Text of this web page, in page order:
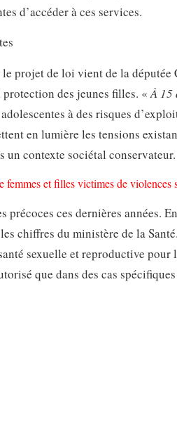
d’accéder à ces services.
le projet de loi vient de la
des jeunes filles. «À 15
à des risques
en lumière les tensions
un contexte sociétal conservateur.
et filles victimes de violences
précoces ces dernières années.
chiffres du ministère de la
sexuelle et reproductive pour
que dans des cas